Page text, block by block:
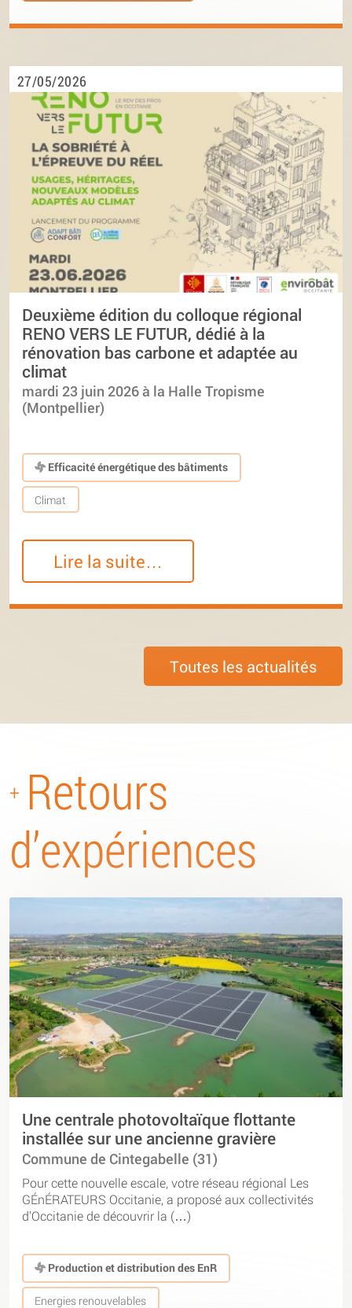
27/05/2026
Deuxième édition du colloque régional
RENO VERS LE FUTUR, dédié à la
rénovation bas carbone et adaptée au
climat
mardi 23 juin 2026 à la Halle Tropisme
(Montpellier)
Efficacité énergétique des bâtiments
Climat
Lire la suite…
Toutes les actualités
+ Retours
d’expériences
Une centrale photovoltaïque flottante
installée sur une ancienne gravière
Commune de Cintegabelle (31)
Pour cette nouvelle escale, votre réseau régional Les
GÉnÉRATEURS Occitanie, a proposé aux collectivités
d’Occitanie de découvrir la (…)
Production et distribution des EnR
Energies renouvelables